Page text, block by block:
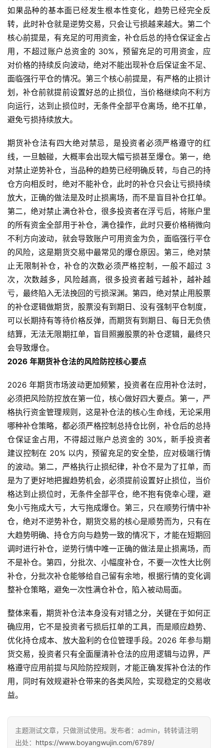
货
恒
指
期
货
期
货
门
期
货
行
情
黄
金
期
货
如果品种的基本面已经发生根本性变化，趋势已经完全反
转，此时补仓就是逆势交易，只会让亏损越来越大。第二个
核心前提是，有充足的可用资金，补仓后总的持仓保证金占
用，不超过账户总资金的 30%，预留充足的可用资金，应
对价格的持续反向波动，绝对不能出现补仓后保证金不足、
面临强行平仓的情况。第三个核心前提是，有严格的止损计
划，补仓前就提前设置好总的止损位，当价格继续向不利方
向运行，达到止损位时，无条件全部平仓离场，绝不扛单，
避免亏损持续放大。
期货补仓法有四大绝对禁忌，是投资者必须严格遵守的红
线，一旦触碰，大概率会出现大幅亏损甚至爆仓。第一，绝
对禁止逆势补仓，当品种的趋势已经明确反转，与自己的持
仓方向相反时，绝对不能补仓，此时的补仓只会让亏损持续
放大，正确的做法是及时止损离场，而不是盲目补仓扛单。
第二，绝对禁止满仓补仓，很多投资者在浮亏后，将账户里
的所有资金全部用于补仓，满仓操作，此时只要价格稍微向
不利方向波动，就会导致账户可用资金为负，面临强行平仓
的风险，这是期货交易中最常见的爆仓原因。第三，绝对禁
止无限制补仓，补仓的次数必须严格控制，一般不超过 3
次，次数越多，风险越高，很多投资者越亏越补，越补越
亏，最终陷入无法挽回的亏损深渊。第四，绝对禁止用股票
的补仓逻辑做期货，股票没有到期日、没有强制平仓制度，
可以长期持有等待价格反弹，而期货有到期日、每日无负债
结算，无法无限期扛单，盲目照搬股票的补仓逻辑，最终只
会导致爆仓。
2026 年期货补仓法的风险防控核心要点
2026 年期货市场波动更加频繁，投资者在应用补仓法时，
必须把风险防控放在第一位，核心做好四大要点。第一，严
格执行资金管理规则，这是补仓法的核心生命线，无论采用
哪种补仓策略，都必须严格控制总持仓比例，补仓后的总持
仓保证金占用，不得超过账户总资金的 30%，新手投资者
建议控制在 20% 以内，预留充足的安全垫，应对极端行情
的波动。第二，严格执行止损纪律，补仓不是为了扛单，而
是为了更好地把握趋势机会，必须提前设置好止损位，当价
格达到止损位时，无条件全部平仓，绝不抱有侥幸心理，避
免小亏拖成大亏，大亏拖成爆仓。第三，只在顺势行情中补
仓，绝对不逆势补仓，期货交易的核心是顺势而为，只有在
大趋势明确、持仓方向与趋势一致的情况下，才能在短期回
调时进行补仓，逆势行情中唯一正确的做法是止损离场，而
不是补仓。第四，分批次、小幅度补仓，不要一次性大比例
补仓，分批次补仓能够给自己留有余地，根据行情的变化调
整补仓策略，避免一次性满仓补仓，陷入被动局面。
整体来看，期货补仓法本身没有对错之分，关键在于如何正
确应用，它不是投资者亏损后扛单的工具，而是顺应趋势、
优化持仓成本、放大盈利的仓位管理手段。2026 年参与期
货交易，投资者只有全面厘清补仓法的应用逻辑与边界，严
格遵守应用前提与风险防控规则，才能正确发挥补仓法的作
用，同时有效规避补仓带来的各类风险，实现稳定的交易收
益。
主题测试文章，只做测试使用。发布者：admin，转转请注明
出处： https://www.boyangwujin.com/6789/